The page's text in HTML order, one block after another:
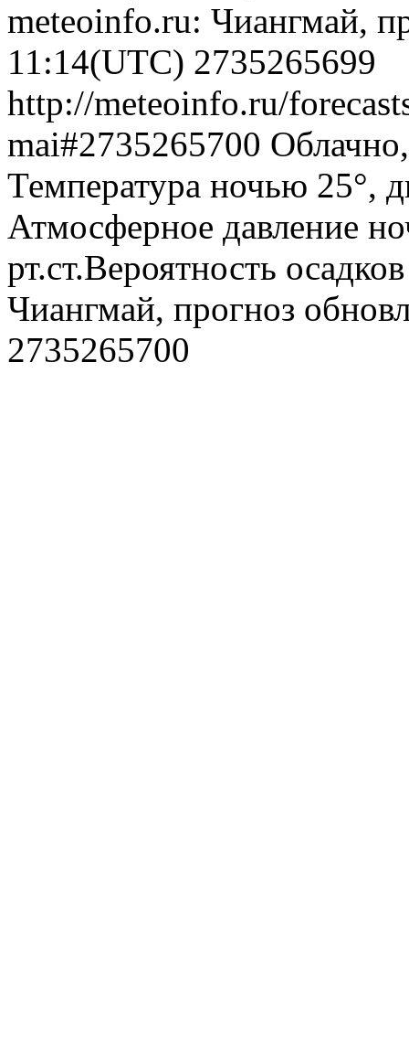
meteoinfo.ru: Чиангмай,
11:14(UTC) 2735265699
http://meteoinfo.ru/
mai#2735265700
Температура ночью 25°,
Атмосферное давление
рт.ст.Вероятность
Чиангмай, прогноз
2735265700